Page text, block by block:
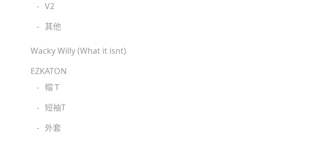
- V2
- 其他
Wacky Willy (What it isnt)
EZKATON
- 帽Ｔ
- 短袖T
- 外套